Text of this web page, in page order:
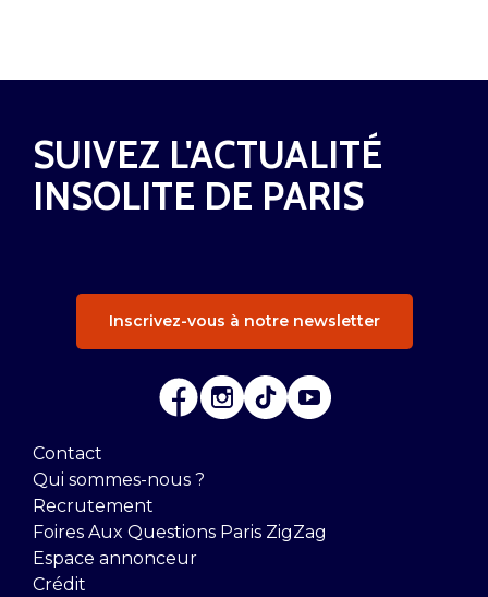
SUIVEZ L'ACTUALITÉ
INSOLITE DE PARIS
Inscrivez-vous à notre newsletter
Contact
Qui sommes-nous ?
Recrutement
Foires Aux Questions Paris ZigZag
Espace annonceur
Crédit